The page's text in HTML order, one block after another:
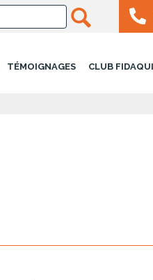
TÉMOIGNAGES CLUB